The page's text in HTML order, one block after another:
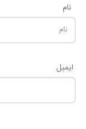
نام
ایمیل